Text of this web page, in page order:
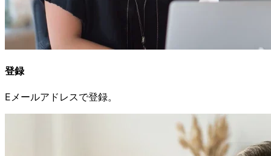
登録
Eメールアドレスで登録。